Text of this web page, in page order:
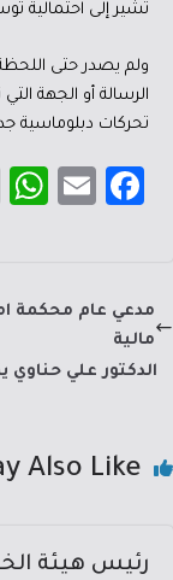
تشير إلى احتمالية
ولم يصدر حتى
الرسالة أو الجهة
تحركات دبلوماسية
Fa
b
ok
E
مدعي عام محكمة
مالية
الدكتور علي حناوي
Also Like
رئيس هيئة